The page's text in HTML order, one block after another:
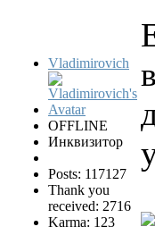
Vladimirovich
OFFLINE
Инквизитор
Posts: 117127
Thank you
received: 2716
Karma: 123